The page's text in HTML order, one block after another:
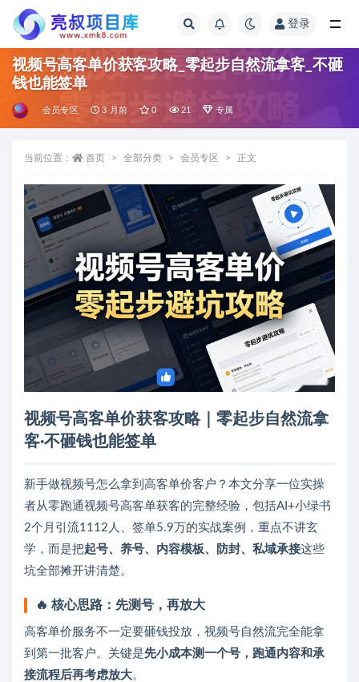
登录
视频号高客单价获客攻略_零起步自然流拿客_不砸
钱也能签单
会员专区 3 月前 0 21 专属
当前位置： 首页 全部分类 会员专区 正文
视频号高客单价获客攻略｜零起步自然流拿
客·不砸钱也能签单
新手做视频号怎么拿到高客单价客户？本文分享一位实操
者从零跑通视频号高客单获客的完整经验，包括AI+小绿书
2个月引流1112人、签单5.9万的实战案例，重点不讲玄
学，而是把起号、养号、内容模板、防封、私域承接这些
坑全部摊开讲清楚。
🔥 核心思路：先测号，再放大
高客单价服务不一定要砸钱投放，视频号自然流完全能拿
到第一批客户。关键是先小成本测一个号，跑通内容和承
接流程后再考虑放大。